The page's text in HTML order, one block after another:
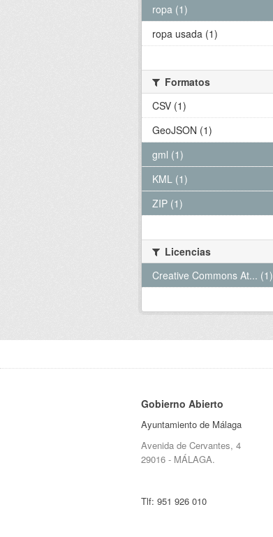
ropa (1)
ropa usada (1)
Formatos
CSV (1)
GeoJSON (1)
gml (1)
KML (1)
ZIP (1)
Licencias
Creative Commons At... (1)
Gobierno Abierto
Ayuntamiento de Málaga
Avenida de Cervantes, 4
29016 - MÁLAGA.
Tlf: 951 926 010